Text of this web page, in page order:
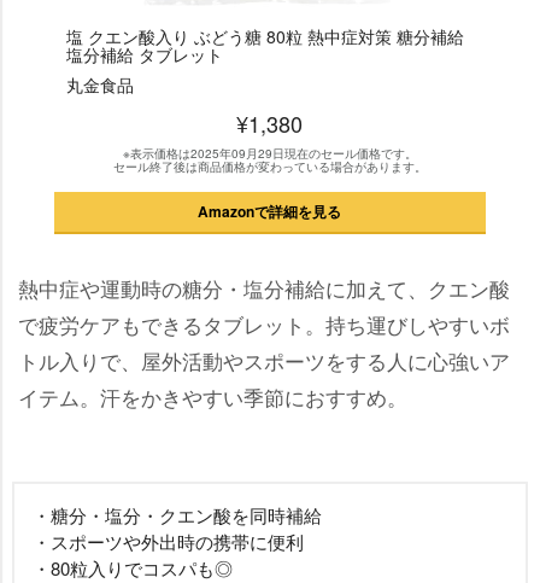
塩 クエン酸入り ぶどう糖 80粒 熱中症対策 糖分補給
塩分補給 タブレット
丸金食品
¥1,380
※表示価格は2025年09月29日現在のセール価格です。
セール終了後は商品価格が変わっている場合があります。
Amazonで詳細を見る
熱中症や運動時の糖分・塩分補給に加えて、クエン酸
で疲労ケアもできるタブレット。持ち運びしやすいボ
トル入りで、屋外活動やスポーツをする人に心強いア
イテム。汗をかきやすい季節におすすめ。
・糖分・塩分・クエン酸を同時補給
・スポーツや外出時の携帯に便利
・80粒入りでコスパも◎